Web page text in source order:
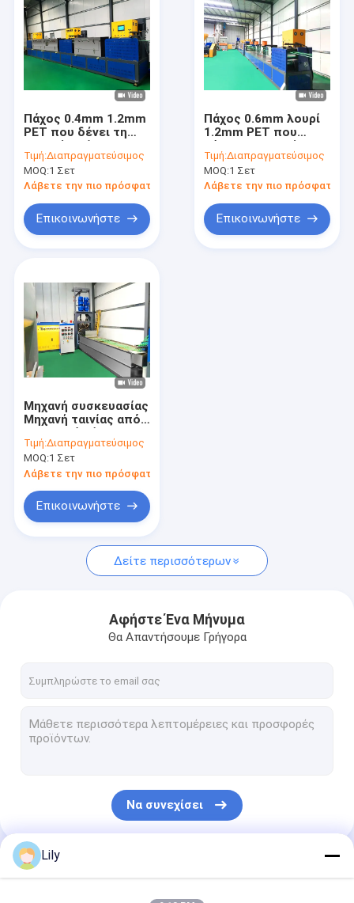
ζώνη συσκευασίας που κατασκευάζει τη μηχανή
Μηχανή εκτύπωσης ταινιών συσκευασίας
Μηχανή Ανάγλυφης Πλαστικής Ταινίας
Μηχανή δοκιμής ελαστικότητας
Μεταλλουργός οθόνης για την εξάτμιση πλαστικών
Μηχανή συσκευασίας σχοινιών
Πάχος 0.4mm 1.2mm
PET που δένει τη
ζωνών που
κατασκευάζει τη
μηχανή
Τιμή:Διαπραγματεύσιμος
MOQ:1 Σετ
Λάβετε την πιο πρόσφατη τιμή
Επικοινωνήστε
Πάχος 0.6mm λουρί
1.2mm PET που
εξώθησης ζωνών
συσκευασίας
μηχανών
Τιμή:Διαπραγματεύσιμος
MOQ:1 Σετ
Λάβετε την πιο πρόσφατη
Επικοινωνήστε
Μηχανή συσκευασίας
Μηχανή ταινίας από
PET με μονοβίδα
Τιμή:Διαπραγματεύσιμος
MOQ:1 Σετ
Λάβετε την πιο πρόσφατη τιμή
Επικοινωνήστε
Δείτε περισσότερων
Αφήστε Ένα Μήνυμα
Θα Απαντήσουμε Γρήγορα
Να συνεχίσει
Οι Κατηγορίες Μας
Lily